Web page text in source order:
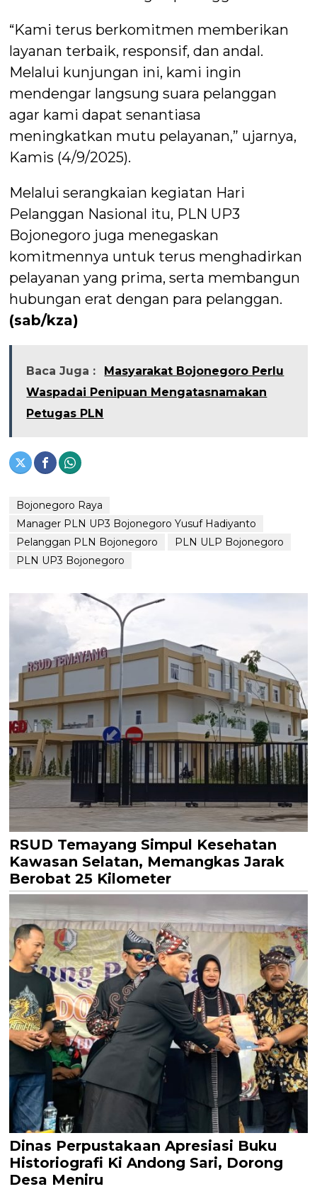
“Kami terus berkomitmen memberikan
layanan terbaik, responsif, dan andal.
Melalui kunjungan ini, kami ingin
mendengar langsung suara pelanggan
agar kami dapat senantiasa
meningkatkan mutu pelayanan,” ujarnya,
Kamis (4/9/2025).
Melalui serangkaian kegiatan Hari
Pelanggan Nasional itu, PLN UP3
Bojonegoro juga menegaskan
komitmennya untuk terus menghadirkan
pelayanan yang prima, serta membangun
hubungan erat dengan para pelanggan.
(sab/kza)
Baca Juga :
Masyarakat Bojonegoro Perlu
Waspadai Penipuan Mengatasnamakan
Petugas PLN
Bojonegoro Raya
Manager PLN UP3 Bojonegoro Yusuf Hadiyanto
Pelanggan PLN Bojonegoro
PLN ULP Bojonegoro
PLN UP3 Bojonegoro
RSUD Temayang Simpul Kesehatan
Kawasan Selatan, Memangkas Jarak
Berobat 25 Kilometer
Dinas Perpustakaan Apresiasi Buku
Historiografi Ki Andong Sari, Dorong
Desa Meniru